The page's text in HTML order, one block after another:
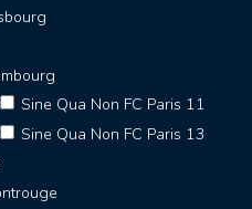
Sine Qua Non FC Paris 11
Sine Qua Non FC Paris 13